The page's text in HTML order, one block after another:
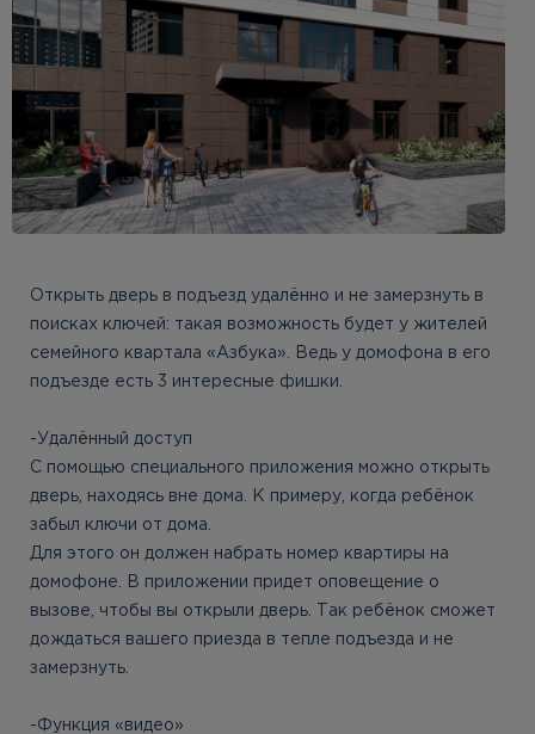
Открыть дверь в подъезд удалённо и не замерзнуть в
поисках ключей: такая возможность будет у жителей
семейного квартала «Азбука». Ведь у домофона в его
подъезде есть 3 интересные фишки.
-Удалённый доступ
С помощью специального приложения можно открыть
дверь, находясь вне дома. К примеру, когда ребёнок
забыл ключи от дома.
Для этого он должен набрать номер квартиры на
домофоне. В приложении придет оповещение о
вызове, чтобы вы открыли дверь. Так ребёнок сможет
дождаться вашего приезда в тепле подъезда и не
замерзнуть.
-Функция «видео»